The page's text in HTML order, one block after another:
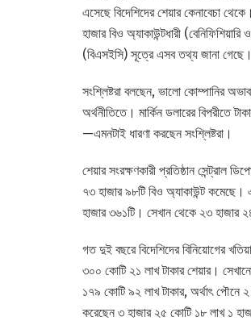
এসেছে বিদেশিদের শেয়ার কেনাবেচা
হাজার বিও অ্যাকাউন্টধারী
(বিএসইসি) সূত্রে এসব তথ্য জানা গেছে।
সংশ্লিষ্টরা বলছেন, ভালো কোম্পানির
অর্থনীতিতে। মার্কিন ডলারের বিপরীতে
—এমনটাই ধারণা করছেন সংশ্লিষ্টরা।
শেয়ার সংরক্ষণকারী প্রতিষ্ঠান সেন্ট্রাল
৭৩ হাজার ৯৮টি বিও অ্যাকাউন্ট কমেছে।
হাজার ৩৬১টি। সেখান থেকে ২৩ হাজার
গত দুই বছরে বিদেশিদের বিনিয়োগের
৩০০ কোটি ২১ লাখ টাকার শেয়ার। সেখানে
১৭৯ কোটি ৯২ লাখ টাকার, অর্থাৎ পৌনে
করেছেন ৩ হাজার ২৫ কোটি ১৮ লাখ ১